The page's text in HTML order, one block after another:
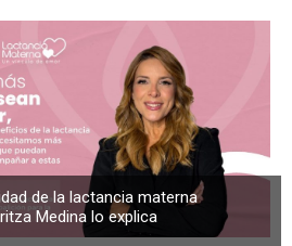
de la lactancia materna
Medina lo explica